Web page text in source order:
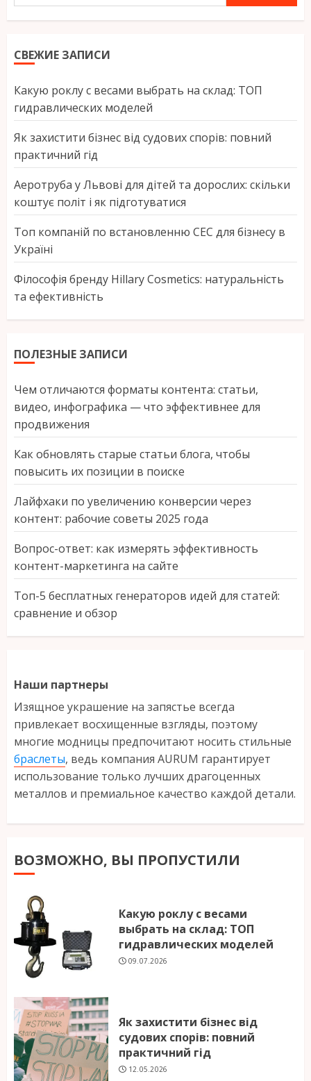
СВЕЖИЕ ЗАПИСИ
Какую роклу с весами выбрать на склад: ТОП
гидравлических моделей
Як захистити бізнес від судових спорів: повний
практичний гід
Аеротруба у Львові для дітей та дорослих: скільки
коштує політ і як підготуватися
Топ компаній по встановленню СЕС для бізнесу в
Україні
Філософія бренду Hillary Cosmetics: натуральність
та ефективність
ПОЛЕЗНЫЕ ЗАПИСИ
Чем отличаются форматы контента: статьи,
видео, инфографика — что эффективнее для
продвижения
Как обновлять старые статьи блога, чтобы
повысить их позиции в поиске
Лайфхаки по увеличению конверсии через
контент: рабочие советы 2025 года
Вопрос-ответ: как измерять эффективность
контент-маркетинга на сайте
Топ-5 бесплатных генераторов идей для статей:
сравнение и обзор
Наши партнеры
Изящное украшение на запястье всегда
привлекает восхищенные взгляды, поэтому
многие модницы предпочитают носить стильные
браслеты, ведь компания AURUM гарантирует
использование только лучших драгоценных
металлов и премиальное качество каждой детали.
ВОЗМОЖНО, ВЫ ПРОПУСТИЛИ
Какую роклу с весами
выбрать на склад: ТОП
гидравлических моделей
09.07.2026
Як захистити бізнес від
судових спорів: повний
практичний гід
12.05.2026